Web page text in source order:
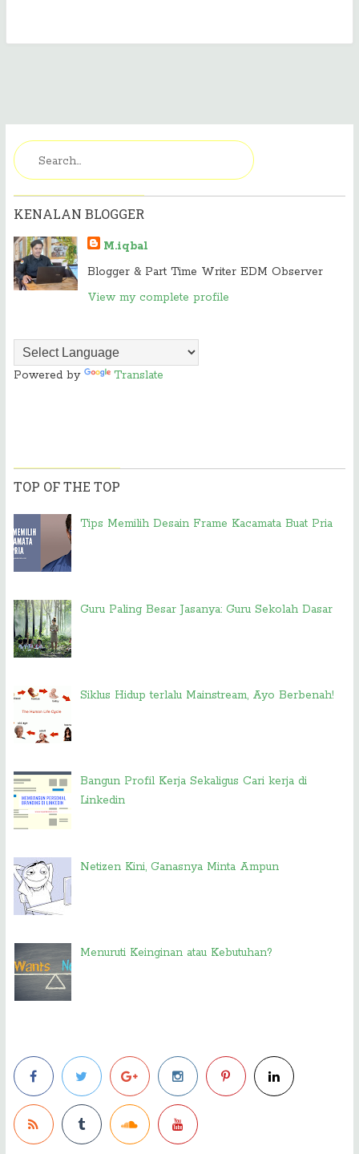
KENALAN BLOGGER
M.iqbal
Blogger & Part Time Writer EDM Observer
View my complete profile
Powered by Translate
TOP OF THE TOP
Tips Memilih Desain Frame Kacamata Buat Pria
Guru Paling Besar Jasanya: Guru Sekolah Dasar
Siklus Hidup terlalu Mainstream, Ayo Berbenah!
Bangun Profil Kerja Sekaligus Cari kerja di
Linkedin
Netizen Kini, Ganasnya Minta Ampun
Menuruti Keinginan atau Kebutuhan?